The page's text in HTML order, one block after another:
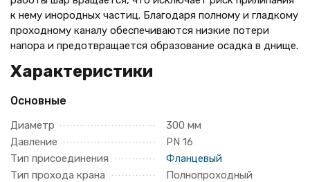
к нему инородных частиц. Благодаря полному и гладкому
проходному каналу обеспечиваются низкие потери
напора и предотвращается образование осадка в днище.
Характеристики
Основные
Диаметр
300 мм
Давление
PN 16
Тип присоединения
Фланцевый
Тип прохода крана
Полнопроходный